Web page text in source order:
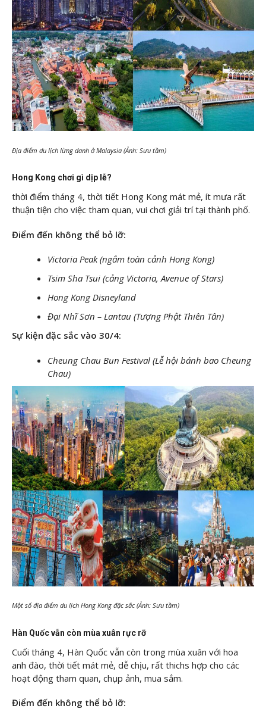
Địa điểm du lịch lừng danh ở Malaysia (Ảnh: Sưu tầm)
Hong Kong chơi gì dịp lễ?
thời điểm tháng 4, thời tiết Hong Kong mát mẻ, ít mưa rất
thuận tiện cho việc tham quan, vui chơi giải trí tại thành phố.
Điểm đến không thể bỏ lỡ:
Victoria Peak (ngắm toàn cảnh Hong Kong)
Tsim Sha Tsui (cảng Victoria, Avenue of Stars)
Hong Kong Disneyland
Đại Nhĩ Sơn – Lantau (Tượng Phật Thiên Tân)
Sự kiện đặc sắc vào 30/4:
Cheung Chau Bun Festival (Lễ hội bánh bao Cheung
Chau)
Một số địa điểm du lịch Hong Kong đặc sắc (Ảnh: Sưu tầm)
Hàn Quốc vẫn còn mùa xuân rực rỡ
Cuối tháng 4, Hàn Quốc vẫn còn trong mùa xuân với hoa
anh đào, thời tiết mát mẻ, dễ chịu, rất thichs hợp cho các
hoạt động tham quan, chụp ảnh, mua sắm.
Điểm đến không thể bỏ lỡ: